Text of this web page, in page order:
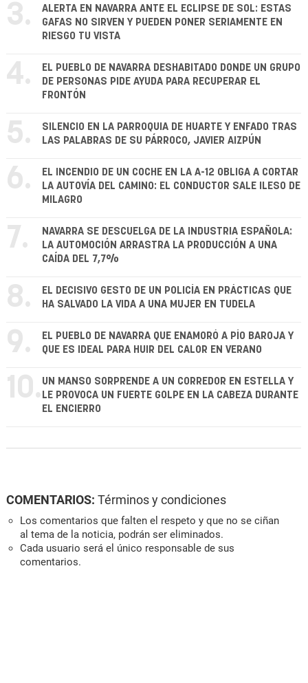
3.
ALERTA EN NAVARRA ANTE EL ECLIPSE DE SOL: ESTAS
GAFAS NO SIRVEN Y PUEDEN PONER SERIAMENTE EN
RIESGO TU VISTA
4.
EL PUEBLO DE NAVARRA DESHABITADO DONDE UN GRUPO
DE PERSONAS PIDE AYUDA PARA RECUPERAR EL
FRONTÓN
5.
SILENCIO EN LA PARROQUIA DE HUARTE Y ENFADO TRAS
LAS PALABRAS DE SU PÁRROCO, JAVIER AIZPÚN
6.
EL INCENDIO DE UN COCHE EN LA A-12 OBLIGA A CORTAR
LA AUTOVÍA DEL CAMINO: EL CONDUCTOR SALE ILESO DE
MILAGRO
7.
NAVARRA SE DESCUELGA DE LA INDUSTRIA ESPAÑOLA:
LA AUTOMOCIÓN ARRASTRA LA PRODUCCIÓN A UNA
CAÍDA DEL 7,7%
8.
EL DECISIVO GESTO DE UN POLICÍA EN PRÁCTICAS QUE
HA SALVADO LA VIDA A UNA MUJER EN TUDELA
9.
EL PUEBLO DE NAVARRA QUE ENAMORÓ A PÍO BAROJA Y
QUE ES IDEAL PARA HUIR DEL CALOR EN VERANO
10. UN MANSO SORPRENDE A UN CORREDOR EN ESTELLA Y
LE PROVOCA UN FUERTE GOLPE EN LA CABEZA DURANTE
EL ENCIERRO
COMENTARIOS: Términos y condiciones
Los comentarios que falten el respeto y que no se ciñan
al tema de la noticia, podrán ser eliminados.
Cada usuario será el único responsable de sus
comentarios.